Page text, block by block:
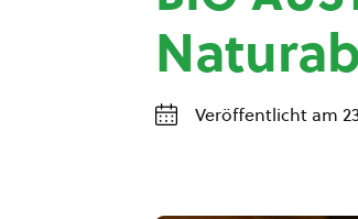
Veröffentlicht am